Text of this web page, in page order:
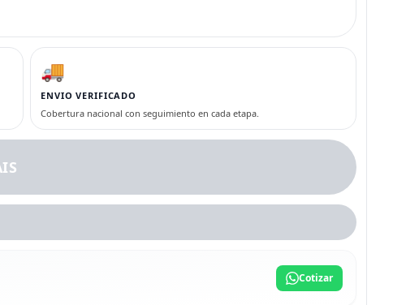
🚚
ENVIO VERIFICADO
Cobertura nacional con seguimiento en cada etapa.
Cotizar